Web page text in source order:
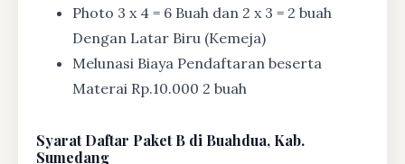
Photo 3 x 4 = 6 Buah dan 2 x 3 = 2 buah
Dengan Latar Biru (Kemeja)
Melunasi Biaya Pendaftaran beserta
Materai Rp.10.000 2 buah
SyaratDaftar Paket B di Buahdua, Kab.
Sumedang